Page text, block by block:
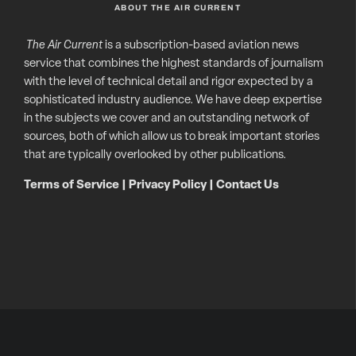
ABOUT THE AIR CURRENT
The Air Currentis a subscription-based aviation news
service that combines the highest standards of journalism
with the level of technical detail and rigor expected by a
sophisticated industry audience. We have deep expertise
in the subjects we cover and an outstanding network of
sources, both of which allow us to break important stories
that are typically overlooked by other publications.
Terms of Service Privacy Policy| Contact Us